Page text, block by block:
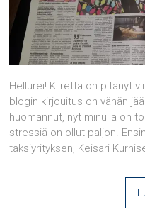
Hellurei! Kiirettä on pitänyt
blogin kirjouitus on vähän
huomannut, nyt minulla on
stressiä on ollut paljon.
taksiyrityksen, Keisari